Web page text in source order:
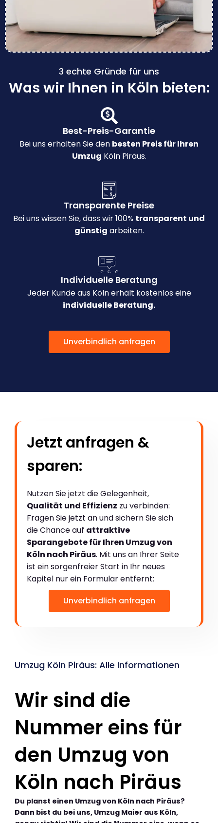
3 echte Gründe für uns
Was wir Ihnen in Köln bieten:
Best-Preis-Garantie
Bei uns erhalten Sie den besten Preis für Ihren
Umzug Köln Piräus.
Transparente Preise
Bei uns wissen Sie, dass wir 100% transparent und
günstig arbeiten.
Individuelle Beratung
Jeder Kunde aus Köln erhält kostenlos eine
individuelle Beratung.
Unverbindlich anfragen
Jetzt anfragen &
sparen:
Nutzen Sie jetzt die Gelegenheit,
Qualität und Effizienz zu verbinden:
Fragen Sie jetzt an und sichern Sie sich
die Chance auf attraktive
Sparangebote für Ihren Umzug von
Köln nach Piräus. Mit uns an Ihrer Seite
ist ein sorgenfreier Start in Ihr neues
Kapitel nur ein Formular entfernt:
Unverbindlich anfragen
Umzug Köln Piräus: Alle Informationen
Wir sind die
Nummer eins für
den Umzug von
Köln nach Piräus
Du planst einen Umzug von Köln nach Piräus?
Dann bist du bei uns, Umzug Maier aus Köln,